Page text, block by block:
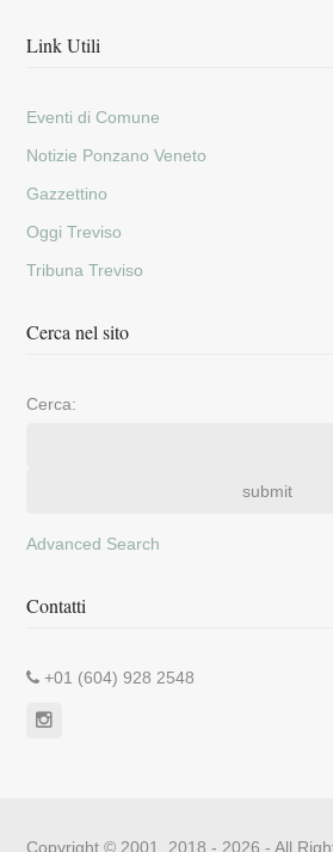
Link Utili
Eventi di Comune
Notizie Ponzano Veneto
Gazzettino
Oggi Treviso
Tribuna Treviso
Cerca nel sito
Cerca:
Advanced Search
Contatti
+01 (604) 928 2548
Copyright © 2001, 2018 - 2026 - All